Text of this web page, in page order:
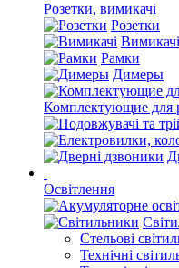
Розетки, вимикачі
Розетки
Вимикачі
Рамки
Димеры
Комплектующие для
Освітлення
Стельові
Технічні